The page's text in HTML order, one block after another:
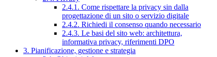
2.4.1. Come rispettare la privacy sin dalla
progettazione di un sito o servizio digitale
2.4.2. Richiedi il consenso quando necessario
2.4.3. Le basi del sito web: architettura,
informativa privacy, riferimenti DPO
3. Pianificazione, gestione e strategia